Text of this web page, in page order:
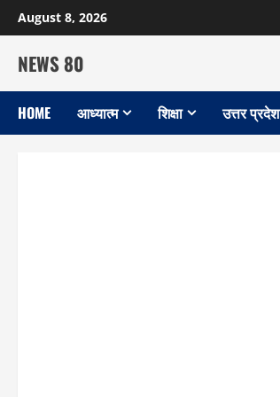
Skip
to
content
August 8, 2026
NEWS 80
HOME आध्यात्म शिक्षा उत्तर प्रदेश